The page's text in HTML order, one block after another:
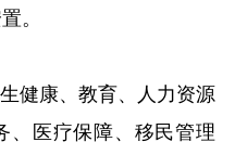
。
健康、教育、人力资源
、医疗保障、移民管理